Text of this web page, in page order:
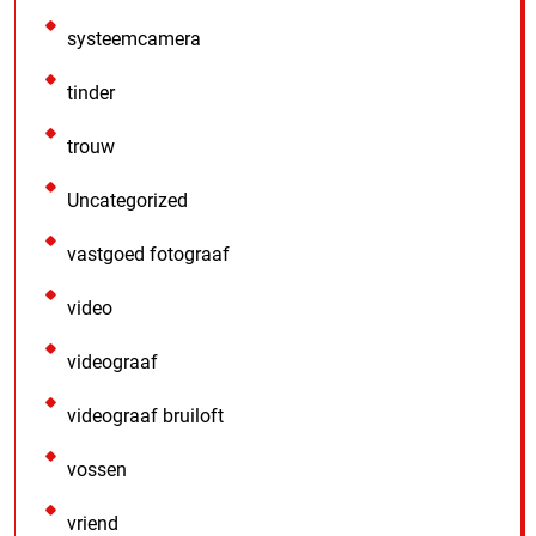
systeemcamera
tinder
trouw
Uncategorized
vastgoed fotograaf
video
videograaf
videograaf bruiloft
vossen
vriend